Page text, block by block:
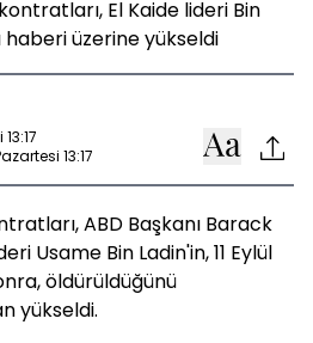
El Kaide lideri Bin
haberi üzerine yükseldi
13:17
ABD Başkanı Barack
Usame Bin Ladin'in, 11 Eylül
öldürüldüğünü
yükseldi.